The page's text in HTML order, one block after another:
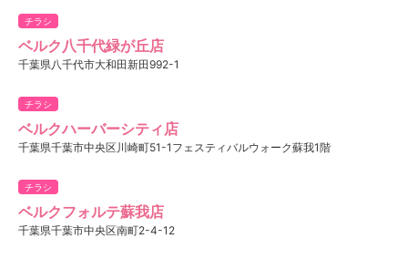
チラシ
ベルク八千代緑が丘店
千葉県八千代市大和田新田992-1
チラシ
ベルクハーバーシティ店
千葉県千葉市中央区川崎町51-1フェスティバルウォーク蘇我1階
チラシ
ベルクフォルテ蘇我店
千葉県千葉市中央区南町2-4-12